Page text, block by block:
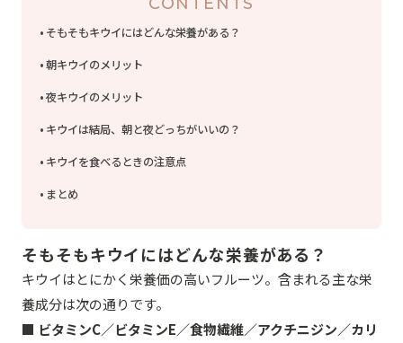
そもそもキウイにはどんな栄養がある？
朝キウイのメリット
夜キウイのメリット
キウイは結局、朝と夜どっちがいいの？
キウイを食べるときの注意点
まとめ
そもそもキウイにはどんな栄養がある？
キウイはとにかく栄養価の高いフルーツ。含まれる主な栄
養成分は次の通りです。
■ ビタミンC／ビタミンE／食物繊維／アクチニジン／カリ